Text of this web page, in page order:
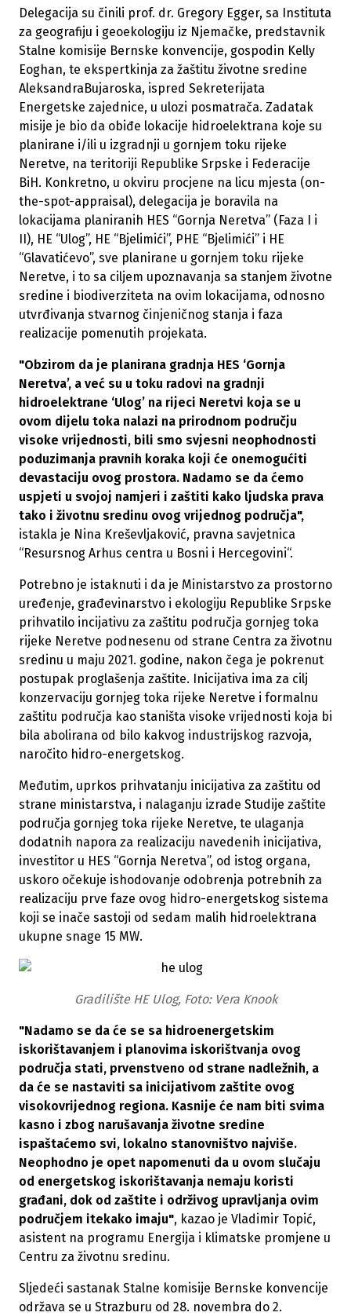
Delegacija su činili prof. dr. Gregory Egger, sa Instituta
za geografiju i geoekologiju iz Njemačke, predstavnik
Stalne komisije Bernske konvencije, gospodin Kelly
Eoghan, te ekspertkinja za žaštitu životne sredine
AleksandraBujaroska, ispred Sekreterijata
Energetske zajednice, u ulozi posmatrača. Zadatak
misije je bio da obiđe lokacije hidroelektrana koje su
planirane i/ili u izgradnji u gornjem toku rijeke
Neretve, na teritoriji Republike Srpske i Federacije
BiH. Konkretno, u okviru procjene na licu mjesta (on-
the-spot-appraisal), delegacija je boravila na
lokacijama planiranih HES “Gornja Neretva” (Faza I i
II), HE “Ulog”, HE “Bjelimići”, PHE “Bjelimići” i HE
“Glavatićevo”, sve planirane u gornjem toku rijeke
Neretve, i to sa ciljem upoznavanja sa stanjem životne
sredine i biodiverziteta na ovim lokacijama, odnosno
utvrđivanja stvarnog činjeničnog stanja i faza
realizacije pomenutih projekata.
"Obzirom da je planirana gradnja HES ‘Gornja
Neretva’, a već su u toku radovi na gradnji
hidroelektrane ‘Ulog’ na rijeci Neretvi koja se u
ovom dijelu toka nalazi na prirodnom području
visoke vrijednosti, bili smo svjesni neophodnosti
poduzimanja pravnih koraka koji će onemogućiti
devastaciju ovog prostora. Nadamo se da ćemo
uspjeti u svojoj namjeri i zaštiti kako ljudska prava
tako i životnu sredinu ovog vrijednog područja",
istakla je Nina Kreševljaković, pravna savjetnica
“Resursnog Arhus centra u Bosni i Hercegovini“.
Potrebno je istaknuti i da je Ministarstvo za prostorno
uređenje, građevinarstvo i ekologiju Republike Srpske
prihvatilo incijativu za zaštitu područja gornjeg toka
rijeke Neretve podnesenu od strane Centra za životnu
sredinu u maju 2021. godine, nakon čega je pokrenut
postupak proglašenja zaštite. Inicijativa ima za cilj
konzervaciju gornjeg toka rijeke Neretve i formalnu
zaštitu područja kao staništa visoke vrijednosti koja bi
bila abolirana od bilo kakvog industrijskog razvoja,
naročito hidro-energetskog.
Međutim, uprkos prihvatanju inicijativa za zaštitu od
strane ministarstva, i nalaganju izrade Studije zaštite
područja gornjeg toka rijeke Neretve, te ulaganja
dodatnih napora za realizaciju navedenih inicijativa,
investitor u HES “Gornja Neretva”, od istog organa,
uskoro očekuje ishodovanje odobrenja potrebnih za
realizaciju prve faze ovog hidro-energetskog sistema
koji se inače sastoji od sedam malih hidroelektrana
ukupne snage 15 MW.
Gradilište HE Ulog, Foto: Vera Knook
"Nadamo se da će se sa hidroenergetskim
iskorištavanjem i planovima iskorištvanja ovog
područja stati, prvenstveno od strane nadležnih, a
da će se nastaviti sa inicijativom zaštite ovog
visokovrijednog regiona. Kasnije će nam biti svima
kasno i zbog narušavanja životne sredine
ispaštaćemo svi, lokalno stanovništvo najviše.
Neophodno je opet napomenuti da u ovom slučaju
od energetskog iskorištavanja nemaju koristi
građani, dok od zaštite i održivog upravljanja ovim
područjem itekako imaju", kazao je Vladimir Topić,
asistent na programu Energija i klimatske promjene u
Centru za životnu sredinu.
Sljedeći sastanak Stalne komisije Bernske konvencije
održava se u Strazburu od 28. novembra do 2.